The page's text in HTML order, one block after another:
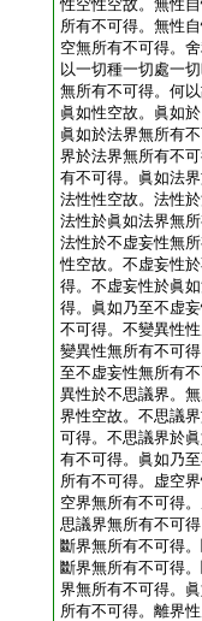
性空性空故。無性
所有不可得。無性
空無所有不可得。
以一切種一切處一
無所有不可得。何
眞如性空故。眞如
眞如於法界無所有
界於法界無所有不
有不可得。眞如法
法性性空故。法性
法性於眞如法界無
法性於不虚妄性無
性空故。不虚妄性
得。不虚妄性於眞
得。眞如乃至不虚
不可得。不變異性
變異性無所有不可
至不虚妄性無所有
異性於不思議界。
界性空故。不思議
可得。不思議界於
有不可得。眞如乃
所有不可得。虚空
空界無所有不可得
思議界無所有不可
斷界無所有不可得
斷界無所有不可得
界無所有不可得。
所有不可得。離界